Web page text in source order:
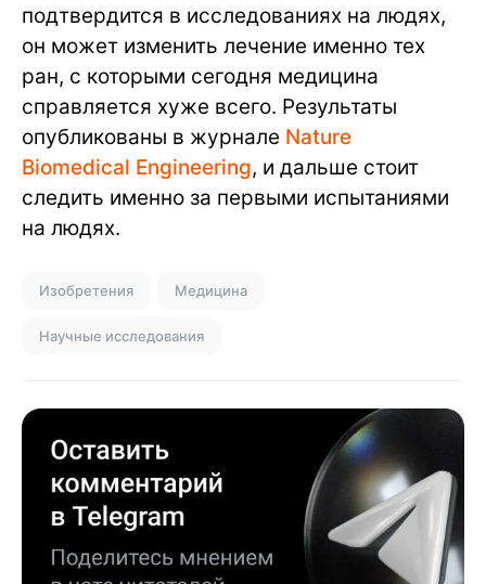
подтвердится в исследованиях на людях,
он может изменить лечение именно тех
ран, с которыми сегодня медицина
справляется хуже всего. Результаты
опубликованы в журнале Nature
Biomedical Engineering, и дальше стоит
следить именно за первыми испытаниями
на людях.
Изобретения Медицина
Научные исследования